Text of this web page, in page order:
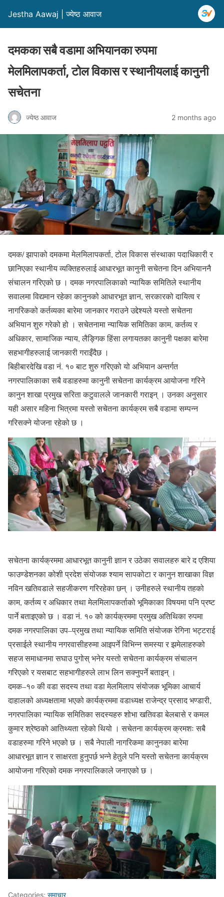
Jestha Aawaj | ज्येष्ठ आवाज
दमकका सबै वडामा अभियानका रुपमा
मेलमिलापकर्ता, टोल विकास र स्थानीयलाई कानुनी
सचेतना
ज्येष्ठ आवाज 2 months ago
दमक/ झापाको दमकमा मेलमिलापकर्ता, टोल विकास संस्थाका पदाधिकारी र
छानिएका स्थानीय व्यक्तिहरुलाई आधारभूत कानुनी सचेतना दिन अभियाननै
संचालन गरिएको छ । दमक नगरपालिकाको न्यायिक समितिले स्थानीय
सवालमा विद्यमान रहेका कानुनको आधारभूत ज्ञान, सरकारको दायित्व र
नागरिकको कर्तव्यका बारेमा जानकार गराउने उद्देश्यले यस्तो सचेतना
अभियान शुरु गरेको हो । सचेतनामा न्यायिक समितिका काम, कर्तव्य र
अधिकार, सामाजिक न्याय, लैङ्गिक हिंसा लगायतका कानुनी पक्षका बारेमा
सहभागीहरुलाई जानकारी गराइँदैछ ।
बिहीबारदेखि वडा नं. १० बाट शुरु गरिएको यो अभियान अन्तर्गत
नगरपालिकाका सबै वडाहरुमा कानुनी सचेतना कार्यक्रम आयोजना गरिने
कानुन शाखा प्रमुख सरिता कटुवालले जानकारी गराइन् । उनका अनुसार
यही असार महिना भित्रमा यस्तो सचेतना कार्यक्रम सबै वडामा सम्पन्न
गरिसक्ने योजना रहेको छ ।
सचेतना कार्यक्रममा आधारभूत कानुनी ज्ञान र उठेका सवालहरु बारे द एशिया
फाउण्डेशनका कोशी प्रदेश संयोजक श्याम सापकोटा र कानुन शाखाका विज्ञ
नविन खतिवडाले सहजीकरण गरिरहेका छन् । उनीहरुले स्थानीय तहको
काम, कर्तव्य र अधिकार तथा मेलमिलापकर्ताको भूमिकाका विषयमा पनि प्रष्ट
पार्ने बताइएको छ । वडा नं. १० को कार्यक्रममा प्रमुख अतिथिका रुपमा
दमक नगरपालिका उप–प्रमुख तथा न्यायिक समिति संयोजक रेगिना भट्टराई
प्रसाईले स्थानीय नगरवासीहरुमा आइपर्ने विभिन्न समस्या र झमेलाहरुको
सहज समाधानमा सघाउ पुगोस् भनेर यस्तो सचेतना कार्यक्रम संचालन
गरिएको र यसबाट सहभागीहरुले लाभ लिन सक्नुपर्ने बताइन् ।
दमक–१० की वडा सदस्य तथा वडा मेलमिलाप संयोजक भूमिका आचार्य
दाहालको अध्यक्षतामा भएको कार्यक्रममा वडाध्यक्ष राजेन्द्र प्रसाद भण्डारी,
नगरपालिका न्यायिक समितिका सदस्यहरु शोभा खतिवडा बेलबासे र कमल
कुमार श्रेष्ठको आतिथ्यता रहेको थियो । सचेतना कार्यक्रम क्रमशः सबै
वडाहरुमा गरिने भएको छ । सबै नेपाली नागरिकमा कानुनका बारेमा
आधारभूत ज्ञान र साक्षरता हुनुपर्छ भन्ने हेतुले पनि यस्तो सचेतना कार्यक्रम
आयोजना गरिएको दमक नगरपालिकाले जनाएको छ ।
Categories: समाचार